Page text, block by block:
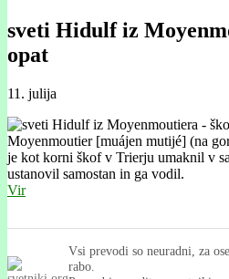
sveti Hidulf iz
opat
11. julija
Moyenmoutier [muájen mutijé] (na
je kot korni škof v Trierju umaknil v
ustanovil samostan in ga vodil.
Vir
Vsi prevodi so neuradni, za
rabo.